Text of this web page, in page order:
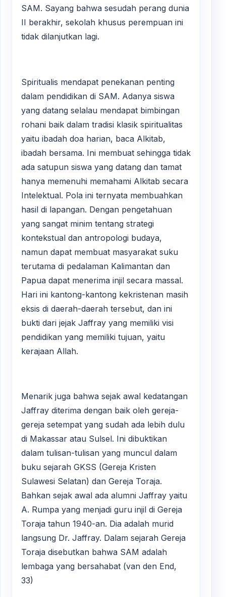
SAM. Sayang bahwa sesudah perang dunia
II berakhir, sekolah khusus perempuan ini
tidak dilanjutkan lagi.
Spiritualis mendapat penekanan penting
dalam pendidikan di SAM. Adanya siswa
yang datang selalau mendapat bimbingan
rohani baik dalam tradisi klasik spiritualitas
yaitu ibadah doa harian, baca Alkitab,
ibadah bersama. Ini membuat sehingga tidak
ada satupun siswa yang datang dan tamat
hanya memenuhi memahami Alkitab secara
Intelektual. Pola ini ternyata membuahkan
hasil di lapangan. Dengan pengetahuan
yang sangat minim tentang strategi
kontekstual dan antropologi budaya,
namun dapat membuat masyarakat suku
terutama di pedalaman Kalimantan dan
Papua dapat menerima injil secara massal.
Hari ini kantong-kantong kekristenan masih
eksis di daerah-daerah tersebut, dan ini
bukti dari jejak Jaffray yang memiliki visi
pendidikan yang memiliki tujuan, yaitu
kerajaan Allah.
Menarik juga bahwa sejak awal kedatangan
Jaffray diterima dengan baik oleh gereja-
gereja setempat yang sudah ada lebih dulu
di Makassar atau Sulsel. Ini dibuktikan
dalam tulisan-tulisan yang muncul dalam
buku sejarah GKSS (Gereja Kristen
Sulawesi Selatan) dan Gereja Toraja.
Bahkan sejak awal ada alumni Jaffray yaitu
A. Rumpa yang menjadi guru injil di Gereja
Toraja tahun 1940-an. Dia adalah murid
langsung Dr. Jaffray. Dalam sejarah Gereja
Toraja disebutkan bahwa SAM adalah
lembaga yang bersahabat (van den End,
33)